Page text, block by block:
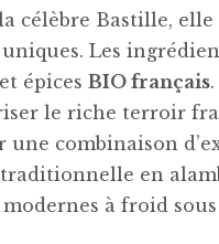
célèbre Bastille,
Les
épices BIO français
le riche terroir
une combinaison
en
à froid